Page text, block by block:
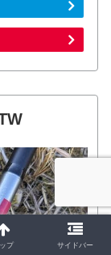
プ サイドバー